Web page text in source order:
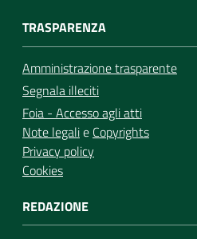
TRASPARENZA
Amministrazione trasparente
Segnala illeciti
Foia - Accesso agli atti
Note legalie Copyrights
Privacy policy
Cookies
REDAZIONE